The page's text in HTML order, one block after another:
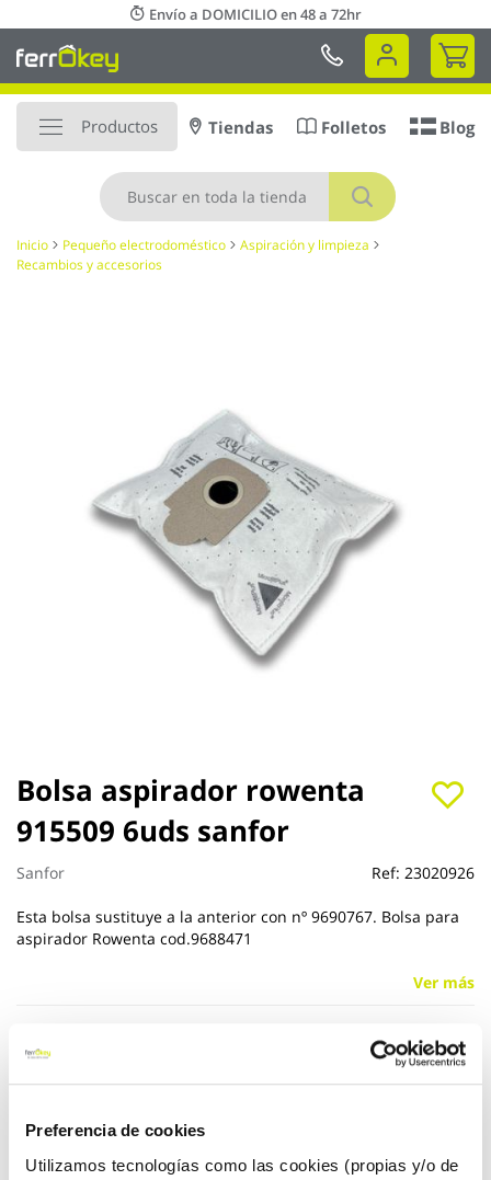
Preferencia de cookies
Utilizamos tecnologías como las cookies (propias y/o de
al
contenido
Envío a DOMICILIO en 48 a 72hr
Mi
Productos
Buscar
Tiendas Folletos Blog
Inicio Pequeño electrodoméstico
Aspiración y limpieza
Recambios y accesorios
Bolsa aspirador rowenta
915509 6uds sanfor
Sanfor Ref: 23020926
Esta bolsa sustituye a la anterior con nº 9690767. Bolsa para
aspirador Rowenta cod.9688471
Ver más
8,60 €
Saltar
al
comienzo
de
la
de
imágenes